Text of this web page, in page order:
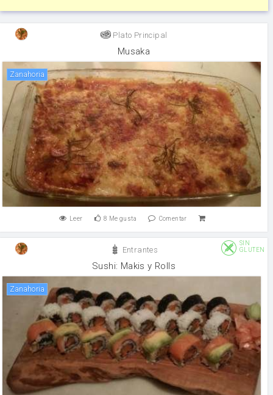
Plato Principal
Musaka
zanahoria
Leer 8 Me gusta Comentar
Entrantes
SIN
GLUTEN
Sushi: Makis y Rolls
zanahoria